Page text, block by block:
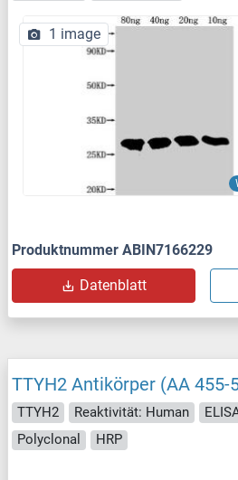
1 image
Produktnummer ABIN7166229
Datenblatt
TTYH2 Antikörper (AA 455-
TTYH2 Reaktivität: Human
Polyclonal
HRP